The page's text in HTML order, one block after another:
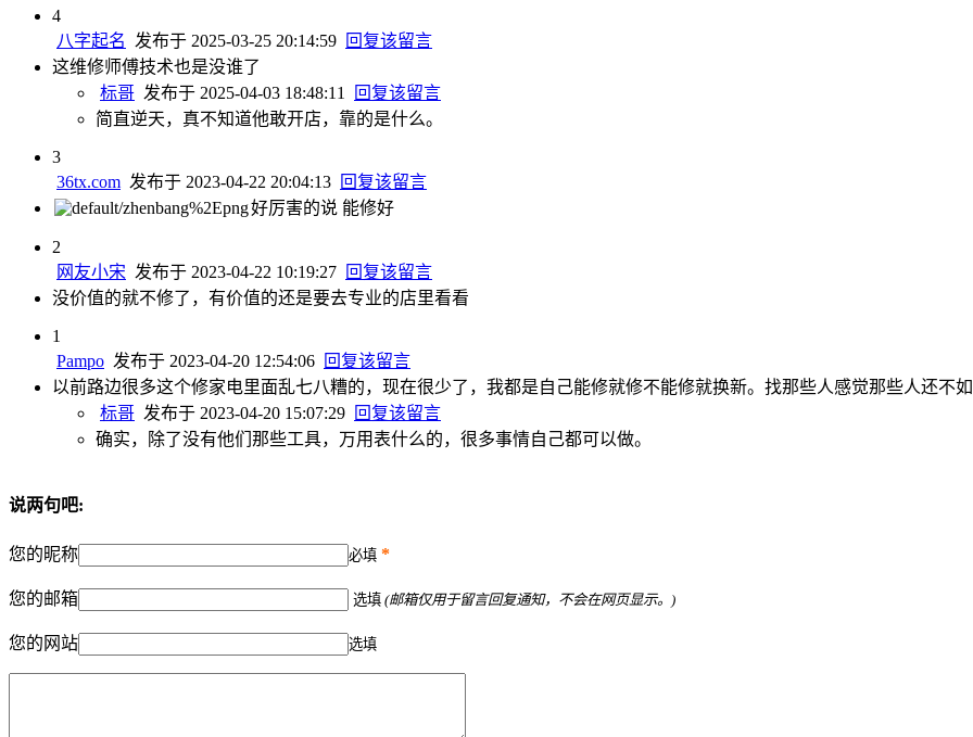
4
八字起名
发布于 2025-03-25 20:14:59 回复该留言
这维修师傅技术也是没谁了
标哥 发布于 2025-04-03 18:48:11
回复该留言
简直逆天，真不知道他敢开店，靠的是什么。
3
36tx.com 发布于 2023-04-22 20:04:13 回复该留言
好厉害的说 能修好
2
网友小宋 发布于 2023-04-22 10:19:27 回复该留言
没价值的就不修了，有价值的还是要去专业的店里看看
1
Pampo 发布于 2023-04-20 12:54:06 回复该留言
以前路边很多这个修家电里面乱七八糟的，现在很少了，我都是自己能修就修不能修就换新。找那些人感觉那些人还不
标哥 发布于 2023-04-20 15:07:29 回复该留言
确实，除了没有他们那些工具，万用表什么的，很多事情自己都可以做。
说两句吧:
您的昵称 必填 *
您的邮箱 选填 (邮箱仅用于留言回复通知，不会在网页显示。)
您的网站 选填